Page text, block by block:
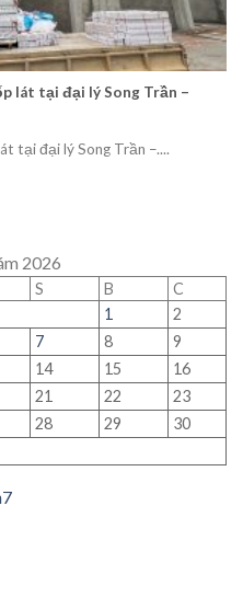
lát tại đại lý Song Trần –
tại đại lý Song Trần –....
2026
S B
C
1
2
7 8
9
14 15
16
21 22
23
28 29
30